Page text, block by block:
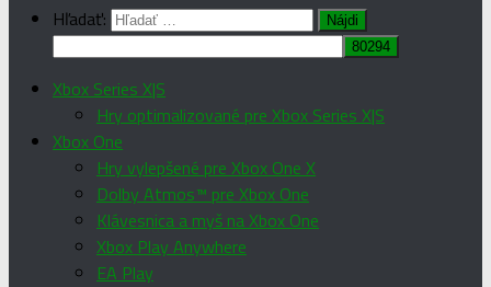
Hľadať:
Xbox Series X|S
Hry optimalizované pre Xbox Series X|S
Xbox One
Hry vylepšené pre Xbox One X
Dolby Atmos™ pre Xbox One
Klávesnica a myš na Xbox One
Xbox Play Anywhere
EA Play